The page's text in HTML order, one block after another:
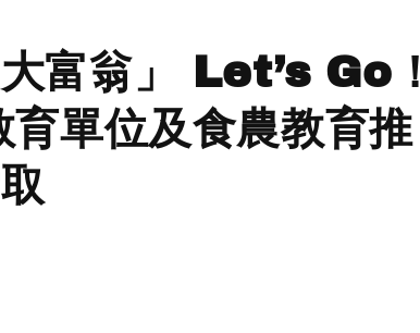
富翁」 Let’s Go！
育單位及食農教育推